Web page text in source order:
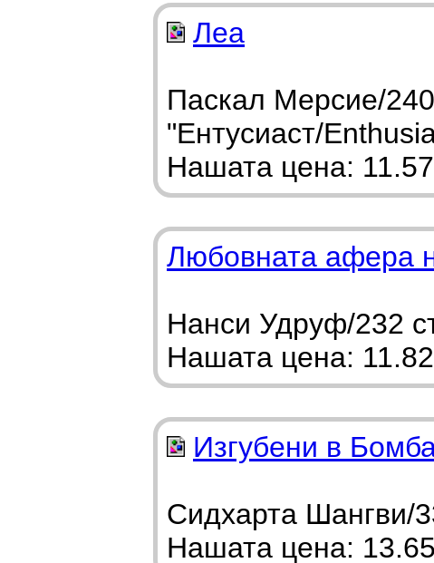
Леа
Паскал Мерсие/
"Ентусиаст/
Нашата цена:
Любовната афера
Нанси Удруф/232
Нашата цена:
Изгубени в
Сидхарта Шангви/
Нашата цена: